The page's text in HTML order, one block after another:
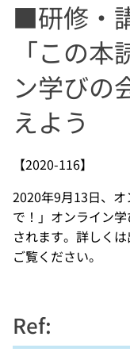
■研修・
「この
ン学びの
えよう
【2020-116】
2020年9月13日、
で！」オンライン
されます。詳しく
ご覧ください。
Ref: